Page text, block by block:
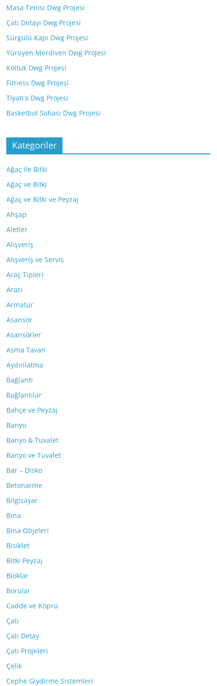
Masa Tenisi Dwg Projesi
Çatı Detayı Dwg Projesi
Sürgülü Kapı Dwg Projesi
Yürüyen Merdiven Dwg Projesi
Koltuk Dwg Projesi
Fitness Dwg Projesi
Tiyatro Dwg Projesi
Basketbol Sahası Dwg Projesi
Kategoriler
Ağaç ile Bitki
Ağaç ve Bitki
Ağaç ve Bitki ve Peyzaj
Ahşap
Aletler
Alışveriş
Alışveriş ve Servis
Araç Tipleri
Arazi
Armatür
Asansör
Asansörler
Asma Tavan
Aydınlatma
Bağlantı
Bağlantılar
Bahçe ve Peyzaj
Banyo
Banyo & Tuvalet
Banyo ve Tuvalet
Bar – Disko
Betonarme
Bilgisayar
Bina
Bina Objeleri
Bisiklet
Bitki Peyzaj
Bloklar
Borular
Cadde ve Köprü
Çatı
Çatı Detay
Çatı Projeleri
Çelik
Cephe Giydirme Sistemleri